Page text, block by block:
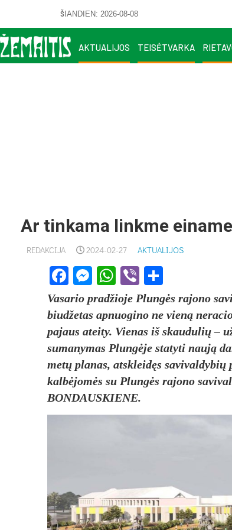
ŠIANDIEN: 2026-08-08
AKTUALIJOS TEISĖTVARKA
Ar tinkama linkme
REDAKCIJA 2024-02-27 AKTUALIJOS
Facebook
Messenger
WhatsApp
Viber
Vasario pradžioje Plungės rajono
biudžetas apnuogino ne vieną
pajaus ateity. Vienas iš skaudulių –
sumanymas Plungėje statyti naują
metų planas, atskleidęs
kalbėjomės su Plungės rajono
BONDAUSKIENE.